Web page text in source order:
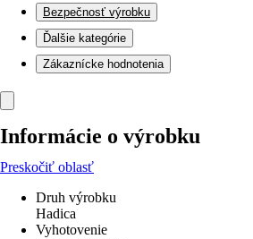
Bezpečnosť výrobku
Ďalšie kategórie
Zákaznícke hodnotenia
Informácie o výrobku
Preskočiť oblasť
Druh výrobku
Hadica
Vyhotovenie